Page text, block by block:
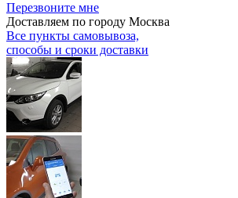
Перезвоните мне
Доставляем по городу Москва
Все пункты самовывоза,
способы и сроки доставки